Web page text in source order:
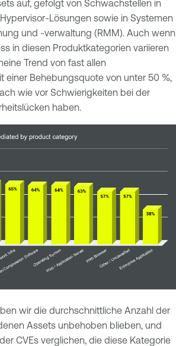
auf, gefolgt von Schwachstellen in
Lösungen sowie in Systemen
und -verwaltung (RMM). Auch wenn
in diesen Produktkategorien variieren
Trend von fast allen
einer Behebungsquote von unter 50 %,
wie vor Schwierigkeiten bei der
haben.
wir die durchschnittliche Anzahl der
Assets unbehoben blieben, und
CVEs verglichen, die diese Kategorie